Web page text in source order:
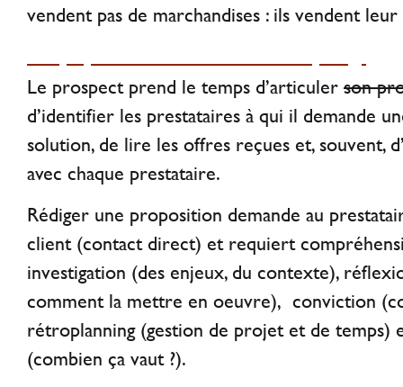
vendent pas de marchandises : ils vendent
Le prospect prend le temps d’articuler son
d’identifier les prestataires à qui il demande
solution, de lire les offres reçues et, souvent,
avec chaque prestataire.
Rédiger une proposition demande au
client (contact direct) et requiert
investigation (des enjeux, du contexte),
comment la mettre en oeuvre), conviction
rétroplanning (gestion de projet et de temps)
(combien ça vaut ?).